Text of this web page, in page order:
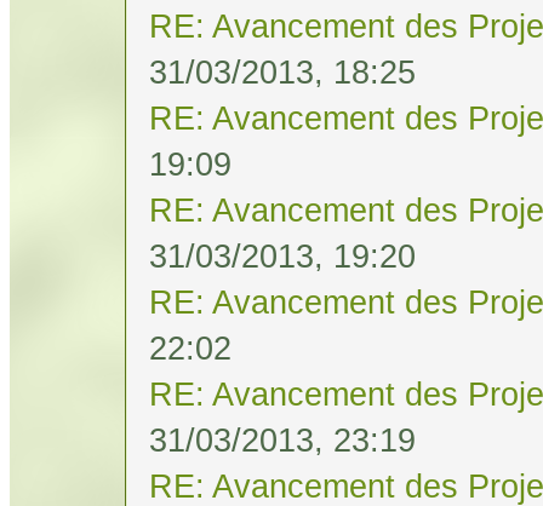
RE: Avancement des
31/03/2013, 18:25
RE: Avancement des
19:09
RE: Avancement des
31/03/2013, 19:20
RE: Avancement des
22:02
RE: Avancement des
31/03/2013, 23:19
RE: Avancement des